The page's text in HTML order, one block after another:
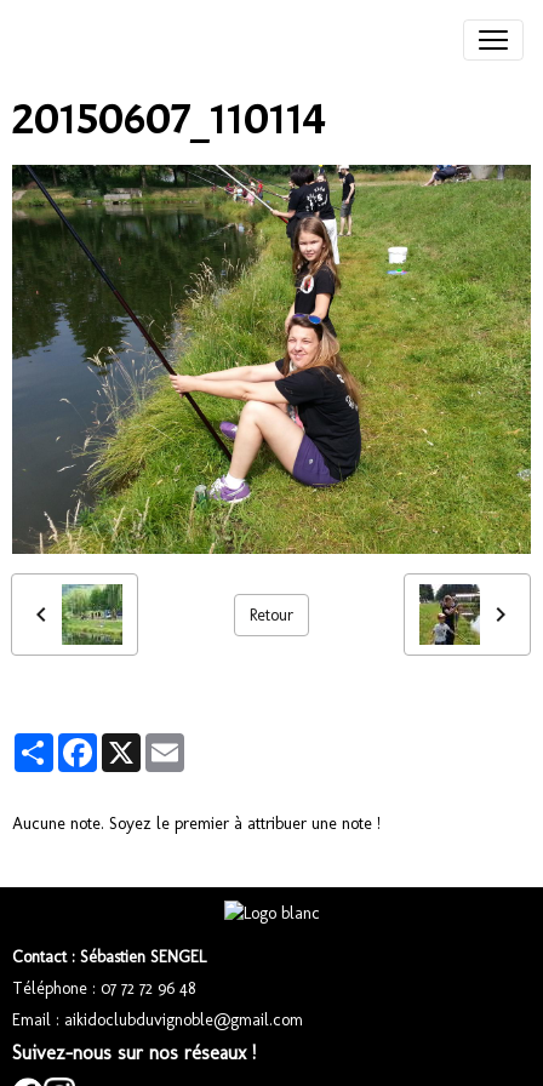
20150607_110114
Retour
PartagerFacebook
X
Aucune note. Soyez le premier à attribuer une note !
Contact : Sébastien SENGEL
Téléphone : 07 72 72 96 48
Email : aikidoclubduvignoble@gmail.com
Suivez-nous sur nos réseaux !